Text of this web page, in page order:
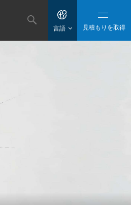
見積もりを取得
言語